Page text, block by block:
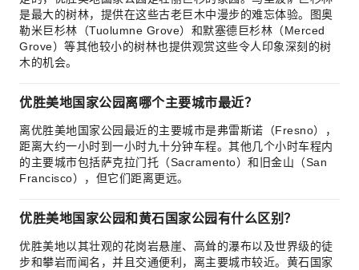
是最大的树林，提供在这些古老巨木中漫步的难忘体验。图奥
勒米巨杉林（Tuolumne Grove）和默塞德巨杉林（Merced
Grove）等其他较小的树林也提供观赏这些令人印象深刻的树
木的机会。
优胜美地国家公园离哪个主要城市最近？
离优胜美地国家公园最近的主要城市是弗雷斯诺（Fresno），
距离大约一小时到一小时九十分钟车程。其他几个小时车程内
的主要城市包括萨克拉门托（Sacramento）和旧金山（San
Francisco），但它们距离更远。
优胜美地国家公园和黄石国家公园有什么区别？
优胜美地以其壮观的花岗岩悬崖、高耸的瀑布以及世界级的徒
步和攀岩而闻名，并且交通便利，离主要城市较近。黄石国家